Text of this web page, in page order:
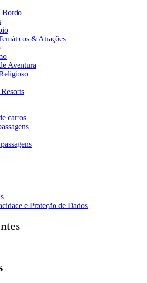
Bordo
& Atrações
Aventura
carros
e Proteção de Dados